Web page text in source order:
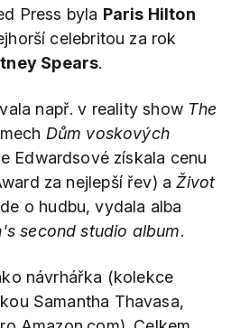
Press byla Paris Hilton
celebritou za rok
Spears.
např. v reality show The
Dům voskových
Edwardsové získala cenu
za nejlepší řev) aŽivot
o hudbu, vydala alba
second studio album.
návrhářka (kolekce
Samantha Thavasa,